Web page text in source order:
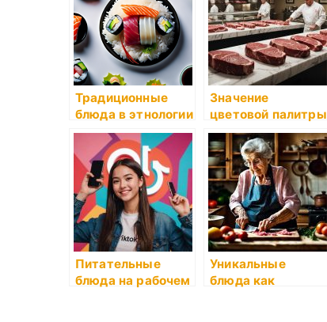
Традиционные
блюда в этнологии
кухонь заморских
стран
Значение
цветовой палитры
в кулинарии
Питательные
блюда на рабочем
Уникальные
блюда как